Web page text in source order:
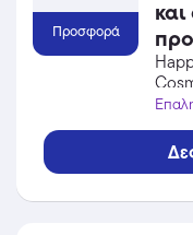
Προσφορά